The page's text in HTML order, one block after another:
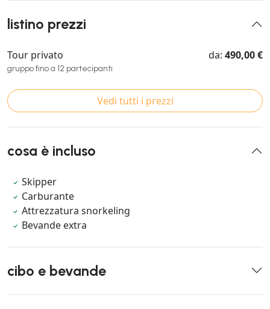
listino prezzi
Tour privato
gruppo fino a 12 partecipanti
da: 490,00 €
Vedi tutti i prezzi
cosa è incluso
Skipper
Carburante
Attrezzatura snorkeling
Bevande extra
cibo e bevande